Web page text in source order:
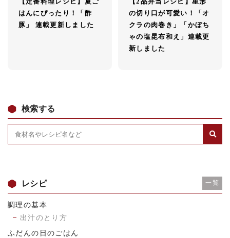
はんにぴったり！「酢
豚」 連載更新しました
の切り口が可愛い！「オ
クラの肉巻き」「かぼち
ゃの塩昆布和え」連載更
新しました
検索する
レシピ 一覧
調理の基本
出汁のとり方
ふだんの日のごはん